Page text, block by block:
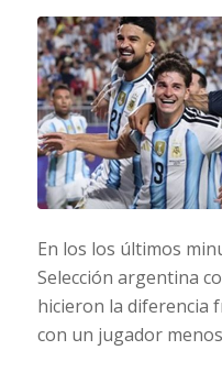
En los los últimos
Selección argentina
hicieron la diferencia
con un jugador